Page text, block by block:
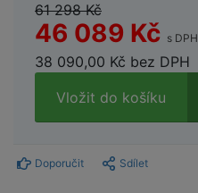
61 298 Kč
46 089 Kč s DPH
38 090,00 Kč bez DPH
Vložit do košíku
Doporučit Sdílet